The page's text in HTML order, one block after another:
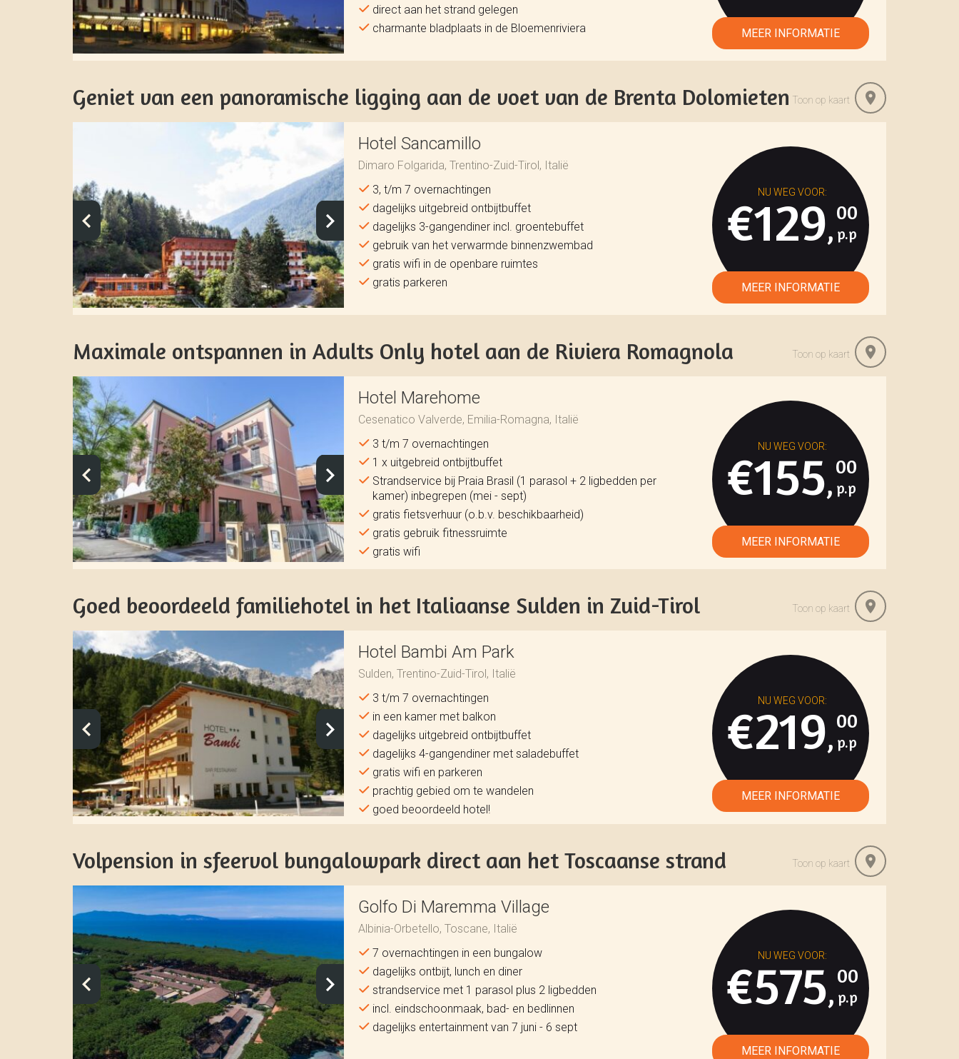
direct aan het strand gelegen
charmante bladplaats in de Bloemenriviera
Geniet van een panoramische ligging aan de voet van de Brenta Dolomieten Toon op kaart
Hotel Sancamillo
Dimaro Folgarida, Trentino-Zuid-Tirol, Italië
3, t/m 7 overnachtingen
dagelijks uitgebreid ontbijtbuffet
dagelijks 3-gangendiner incl. groentebuffet
gebruik van het verwarmde binnenzwembad
gratis wifi in de openbare ruimtes
gratis parkeren
€129,
00
Maximale ontspannen in Adults Only hotel aan de Riviera Romagnola Toon op kaart
Hotel Marehome
Cesenatico Valverde, Emilia-Romagna, Italië
3 t/m 7 overnachtingen
1 x uitgebreid ontbijtbuffet
Strandservice bij Praia Brasil (1 parasol + 2 ligbedden per
kamer) inbegrepen (mei - sept)
gratis fietsverhuur (o.b.v. beschikbaarheid)
gratis gebruik fitnessruimte
gratis wifi
€155,
00
Goed beoordeeld familiehotel in het Italiaanse Sulden in Zuid-Tirol Toon op kaart
Hotel Bambi Am Park
Sulden, Trentino-Zuid-Tirol, Italië
3 t/m 7 overnachtingen
in een kamer met balkon
dagelijks uitgebreid ontbijtbuffet
dagelijks 4-gangendiner met saladebuffet
gratis wifi en parkeren
prachtig gebied om te wandelen
goed beoordeeld hotel!
€219,
00
Volpension in sfeervol bungalowpark direct aan het Toscaanse strand Toon op kaart
Golfo Di Maremma Village
Albinia-Orbetello, Toscane, Italië
7 overnachtingen in een bungalow
dagelijks ontbijt, lunch en diner
strandservice met 1 parasol plus 2 ligbedden
incl. eindschoonmaak, bad- en bedlinnen
dagelijks entertainment van 7 juni - 6 sept
€575,
00